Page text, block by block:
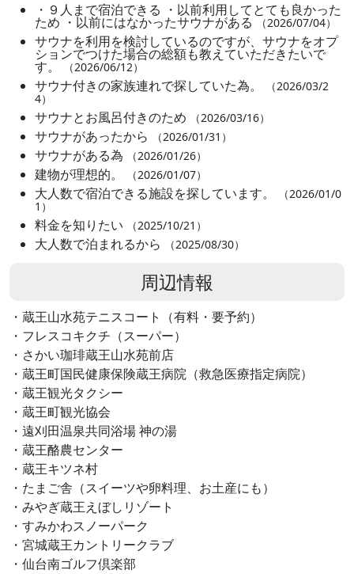
・９人まで宿泊できる ・以前利用してとても良かった
ため ・以前にはなかったサウナがある （2026/07/04）
サウナを利用を検討しているのですが、サウナをオプ
ションでつけた場合の総額も教えていただきたいで
す。 （2026/06/12）
サウナ付きの家族連れで探していた為。
（2026/03/2
4）
サウナとお風呂付きのため （2026/03/16）
サウナがあったから （2026/01/31）
サウナがある為 （2026/01/26）
建物が理想的。 （2026/01/07）
大人数で宿泊できる施設を探しています。
（2026/01/0
1）
料金を知りたい （2025/10/21）
大人数で泊まれるから （2025/08/30）
周辺情報
・蔵王山水苑テニスコート（有料・要予約）
・フレスコキクチ（スーパー）
・さかい珈琲蔵王山水苑前店
・蔵王町国民健康保険蔵王病院（救急医療指定病院）
・蔵王観光タクシー
・蔵王町観光協会
・遠刈田温泉共同浴場 神の湯
・蔵王酪農センター
・蔵王キツネ村
・たまご舎（スイーツや卵料理、お土産にも）
・みやぎ蔵王えぼしリゾート
・すみかわスノーパーク
・宮城蔵王カントリークラブ
・仙台南ゴルフ倶楽部